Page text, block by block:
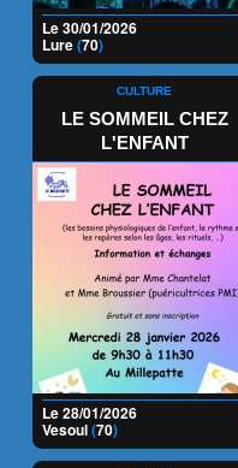
Le 30/01/2026
Lure(70)
CULTURE
LE SOMMEIL CHEZ
L'ENFANT
Le 28/01/2026
Vesoul(70)